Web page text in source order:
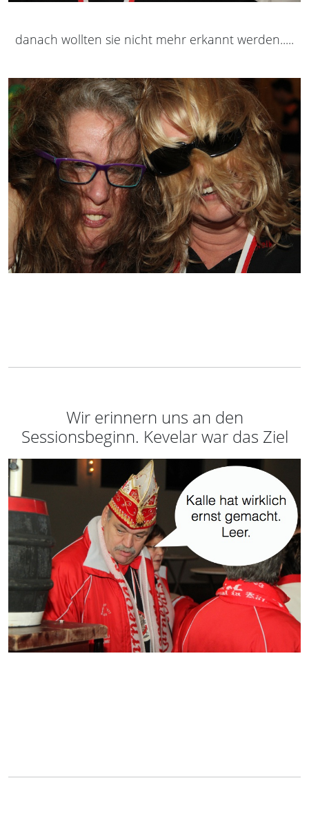
danach wollten sie nicht mehr erkannt werden.....
Wir erinnern uns an den
Sessionsbeginn. Kevelar war das Ziel